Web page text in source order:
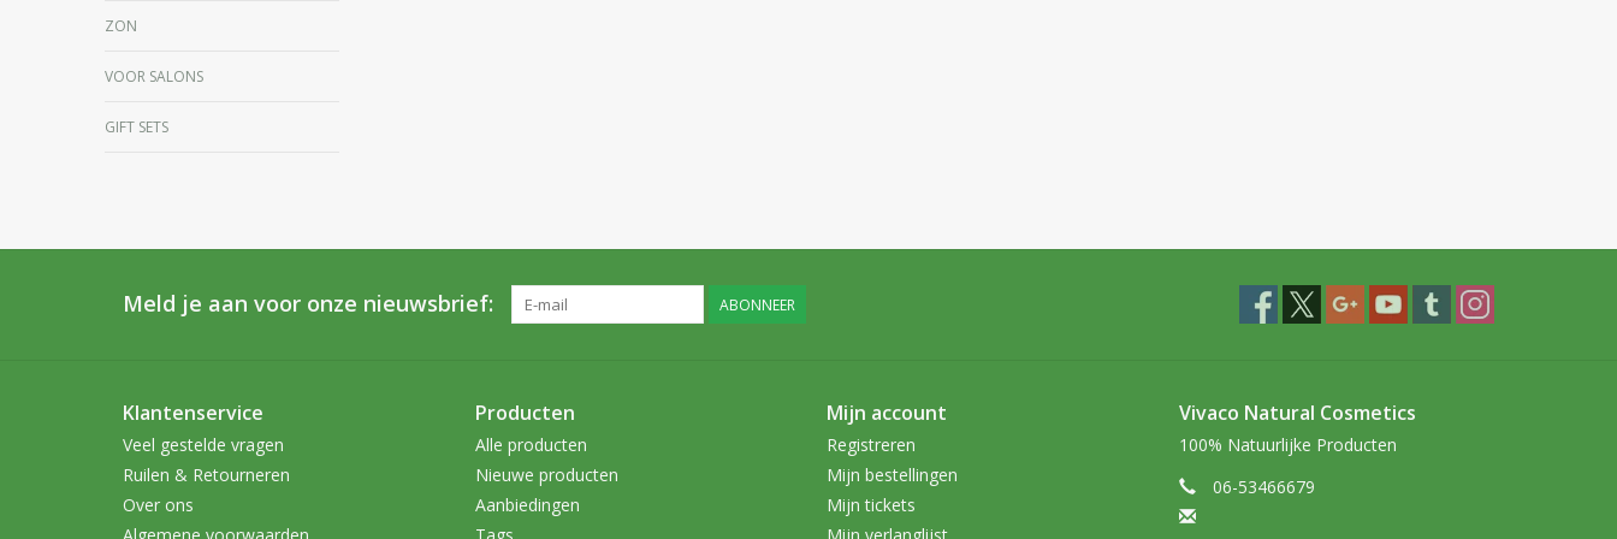
ZON
VOOR SALONS
GIFT SETS
Meld je aan voor onze nieuwsbrief: ABONNEER
Klantenservice
Veel gestelde vragen
Ruilen & Retourneren
Over ons
Producten
Alle producten
Nieuwe producten
Aanbiedingen
Mijn account
Registreren
Mijn bestellingen
Mijn tickets
Vivaco Natural Cosmetics
100% Natuurlijke Producten
06-53466679